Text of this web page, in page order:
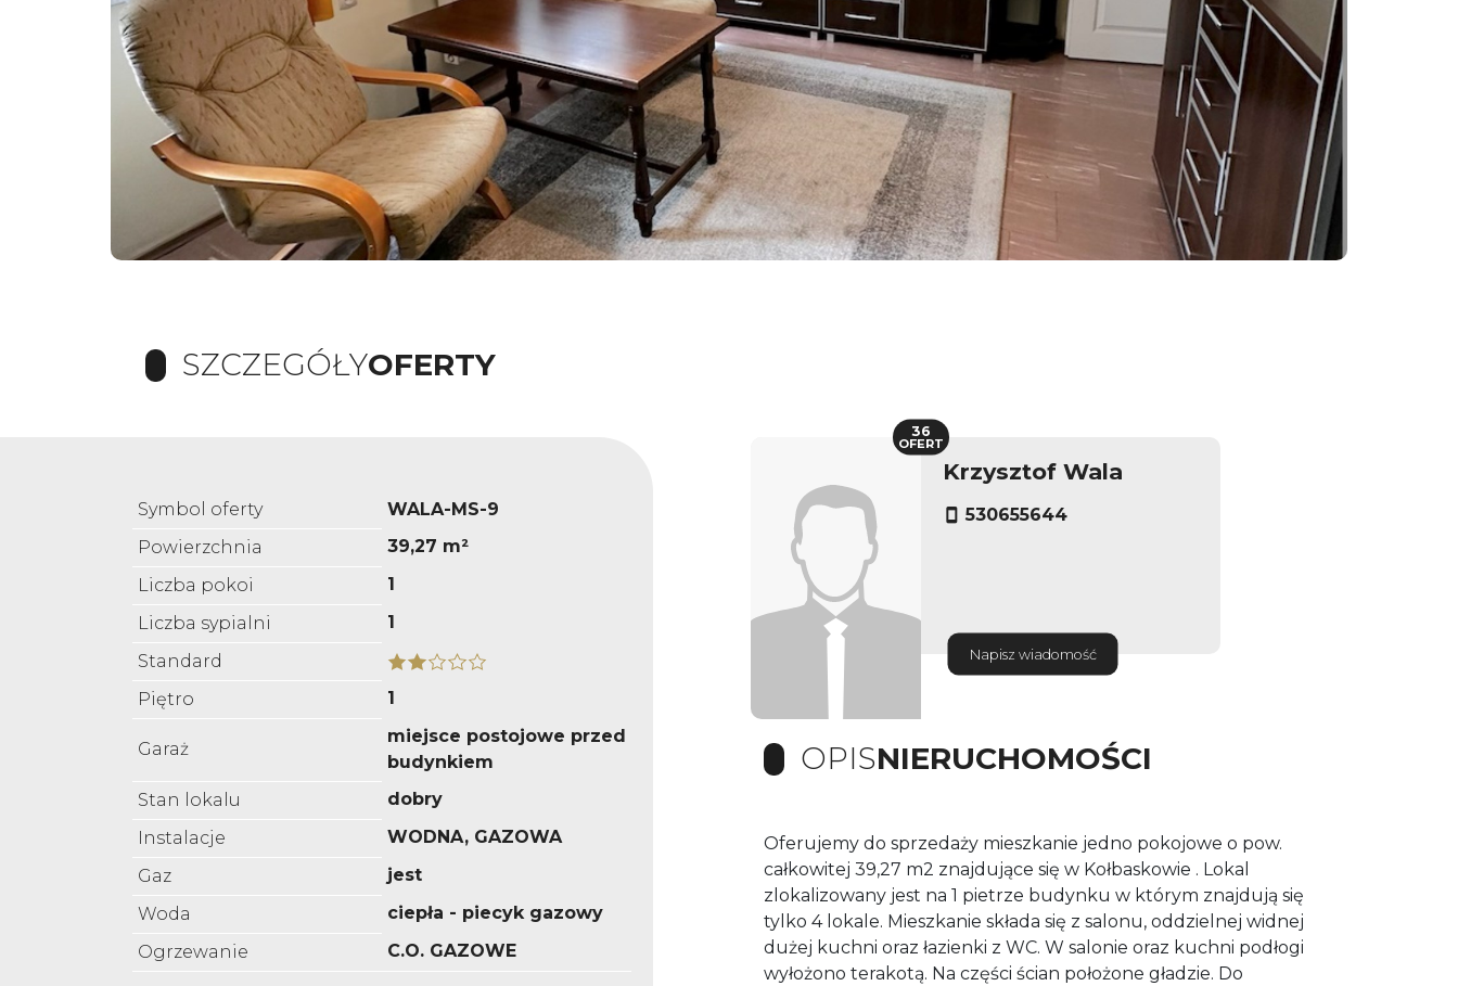
SZCZEGÓŁYOFERTY
Symbol oferty
WALA-MS-9
Powierzchnia
39,27 m²
Liczba pokoi
1
Liczba sypialni
1
Standard
Piętro
1
Garaż
miejsce postojowe przed
budynkiem
Stan lokalu
dobry
Instalacje
WODNA, GAZOWA
Gaz
jest
Woda
ciepła - piecyk gazowy
Ogrzewanie
C.O. GAZOWE
Krzysztof Wala
530655644
Napisz wiadomość
36
OFERT
OPISNIERUCHOMOŚCI
Oferujemy do sprzedaży mieszkanie jedno pokojowe o pow.
całkowitej 39,27 m2 znajdujące się w Kołbaskowie . Lokal
zlokalizowany jest na 1 pietrze budynku w którym znajdują się
tylko 4 lokale. Mieszkanie składa się z salonu, oddzielnej widnej
dużej kuchni oraz łazienki z WC. W salonie oraz kuchni podłogi
wyłożono terakotą. Na części ścian położone gładzie. Do